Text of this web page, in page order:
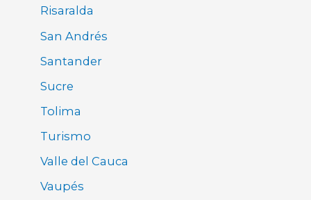
Risaralda
San Andrés
Santander
Sucre
Tolima
Turismo
Valle del Cauca
Vaupés